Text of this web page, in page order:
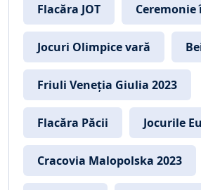
Flacăra JOT
Jocuri Olimpice vară
Friuli Veneția Giulia 2023
Flacăra Păcii Jocurile
Cracovia Malopolska 2023